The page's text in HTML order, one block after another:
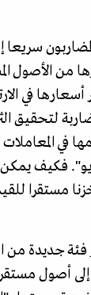
سريعا
من الأصول
في
لتحقيق
في
فكيف
مستقرا
جديدة من
أصول